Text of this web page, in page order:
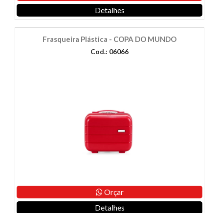
Detalhes
Frasqueira Plástica - COPA DO MUNDO
Cod.: 06066
Orçar
Detalhes